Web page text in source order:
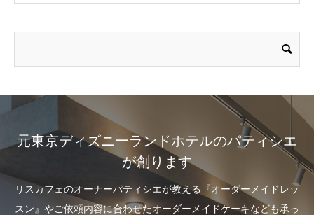
元東京ディズニーランドホテルのパティシエ
が創ります
リスカフェのオーナーパティシエが教える『オーダーメイドレッ
スン』やご依頼内容に合わせたオーダーメイドケーキなども承っ